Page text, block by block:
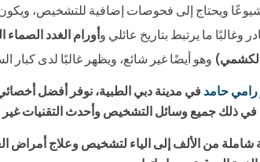
ويحتاج إلى فحوصات إضافية للتشخيص،
وغالبًا ما يرتبط بتاريخ عائلي وأورام الغدد الصماء
وهو أيضًا غير شائع، ويظهر غالبًا لدى كبار
رامي حامد في مدينة دبي الطبية، نوفر أفضل
في ذلك جميع وسائل التشخيص وأحدث التقنيات غير
شاملة من الألف إلى الياء لتشخيص وعلاج أمراض